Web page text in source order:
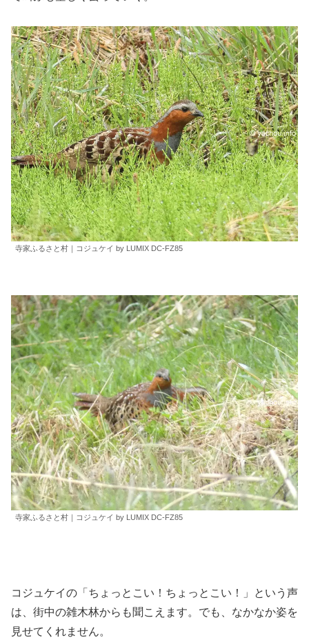
寺家ふるさと村｜コジュケイ by LUMIX DC-FZ85
寺家ふるさと村｜コジュケイ by LUMIX DC-FZ85
コジュケイの「ちょっとこい！ちょっとこい！」という声
は、街中の雑木林からも聞こえます。でも、なかなか姿を
見せてくれません。